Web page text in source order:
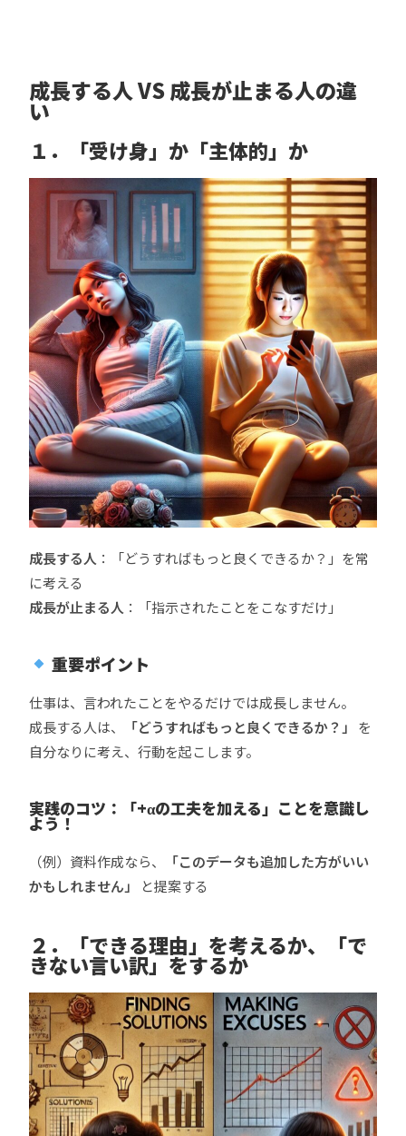
成長する人 VS 成長が止まる人の違
い
１．「受け身」か「主体的」か
成長する人 ：「どうすればもっと良くできるか？」を常
に考える
成長が止まる人 ：「指示されたことをこなすだけ」
重要ポイント
仕事は、言われたことをやるだけでは成長しません。
成長する人は、
「どうすればもっと良くできるか？」
を
自分なりに考え、行動を起こします。
実践のコツ：「+αの工夫を加える」ことを意識し
よう！
（例）資料作成なら、
「このデータも追加した方がいい
かもしれません」
と提案する
２．「できる理由」を考えるか、「で
きない言い訳」をするか